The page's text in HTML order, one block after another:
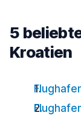
5
Kroatien